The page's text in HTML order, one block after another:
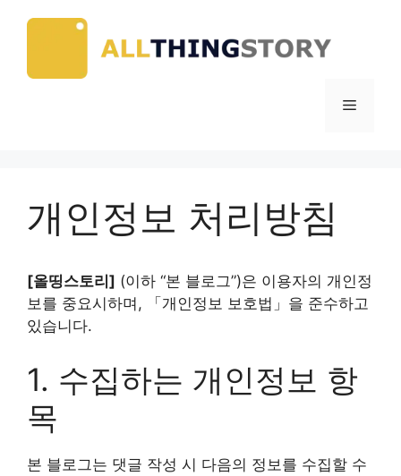
Menu
개인정보 처리방침
[올띵스토리] (이하 “본 블로그”)은 이용자의 개인정
보를 중요시하며, 「개인정보 보호법」을 준수하고
있습니다.
1. 수집하는 개인정보 항
목
본 블로그는 댓글 작성 시 다음의 정보를 수집할 수